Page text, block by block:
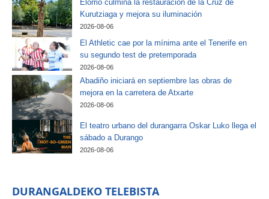
Elorrio culmina la restauración de la Cruz de
Kurutziaga y mejora su iluminación
2026-08-06
El Athletic cae por la mínima ante el Tenerife en
su segundo test de pretemporada
2026-08-06
Abadiño iniciará en septiembre las obras de
mejora en la carretera de Atxarte
2026-08-06
El teatro urbano del durangarra Oskar Luko llega el
sábado a Durango
2026-08-06
DURANGALDEKO TELEBISTA